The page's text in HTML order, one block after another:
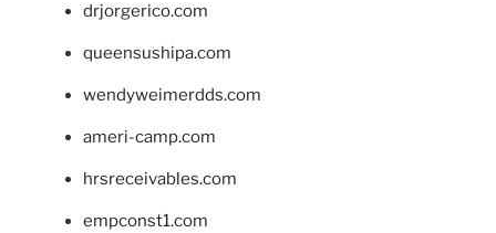
drjorgerico.com
queensushipa.com
wendyweimerdds.com
ameri-camp.com
hrsreceivables.com
empconst1.com